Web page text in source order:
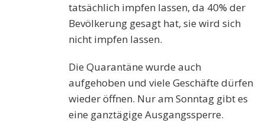
tatsächlich impfen lassen, da 40% der
Bevölkerung gesagt hat, sie wird sich
nicht impfen lassen.
Die Quarantäne wurde auch
aufgehoben und viele Geschäfte dürfen
wieder öffnen. Nur am Sonntag gibt es
eine ganztägige Ausgangssperre.